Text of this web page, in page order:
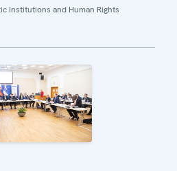
Institutions and Human Rights